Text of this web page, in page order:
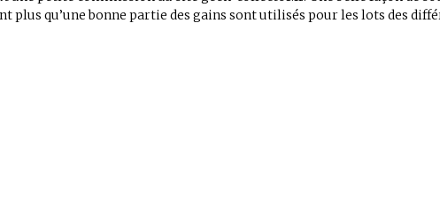
films,
plus qu’une bonne partie des gains sont utilisés pour les lots des